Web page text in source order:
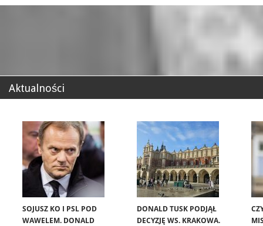
Aktualności
SOJUSZ KO I PSL POD
WAWELEM. DONALD
DONALD TUSK PODJĄŁ
DECYZJĘ WS. KRAKOWA.